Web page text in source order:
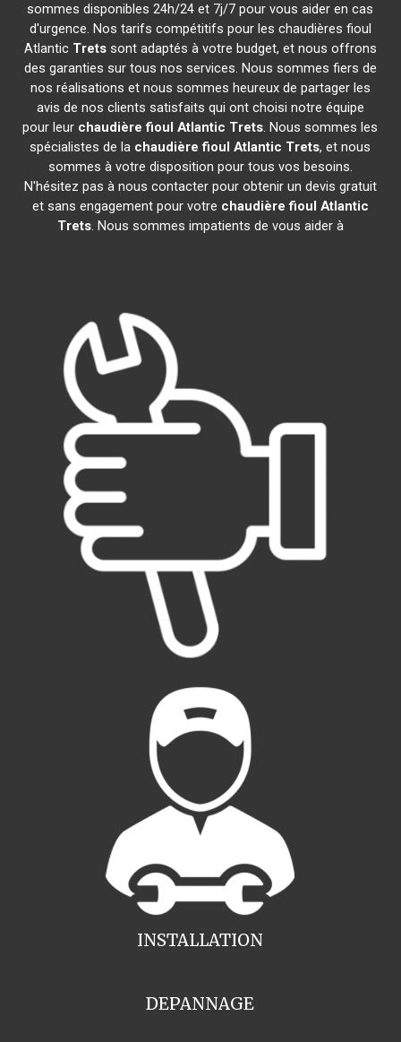
sommes disponibles 24h/24 et 7j/7 pour vous aider en cas
d'urgence. Nos tarifs compétitifs pour les chaudières fioul
Atlantic Tretssont adaptés à votre budget, et nous offrons
des garanties sur tous nos services. Nous sommes fiers de
nos réalisations et nous sommes heureux de partager les
avis de nos clients satisfaits qui ont choisi notre équipe
pour leur chaudière fioul Atlantic Trets. Nous sommes les
spécialistes de la chaudière fioul Atlantic Trets, et nous
sommes à votre disposition pour tous vos besoins.
N'hésitez pas à nous contacter pour obtenir un devis gratuit
et sans engagement pour votre chaudière fioul Atlantic
Trets. Nous sommes impatients de vous aider à
INSTALLATION
DEPANNAGE